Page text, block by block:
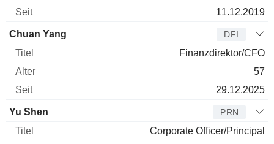
11.12.2019
Chuan Yang DFI
Finanzdirektor/CFO
57
29.12.2025
Yu Shen PRN
Corporate Officer/Principal